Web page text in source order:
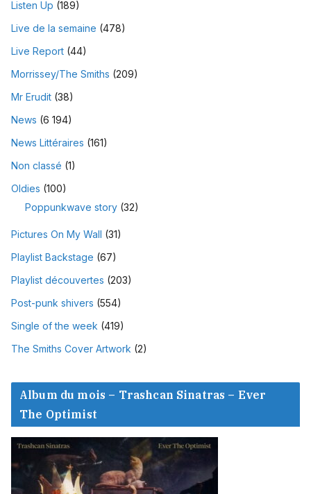
Listen Up (189)
Live de la semaine (478)
Live Report (44)
Morrissey/The Smiths (209)
Mr Erudit (38)
News (6 194)
News Littéraires (161)
Non classé (1)
Oldies (100)
Poppunkwave story (32)
Pictures On My Wall (31)
Playlist Backstage (67)
Playlist découvertes (203)
Post-punk shivers (554)
Single of the week (419)
The Smiths Cover Artwork (2)
Album du mois – Trashcan Sinatras – Ever
The Optimist